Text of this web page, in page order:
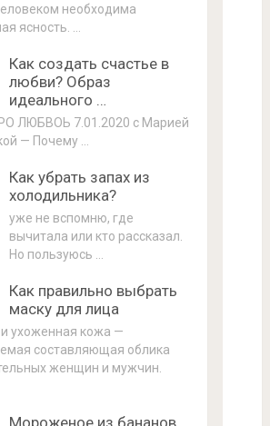
необходима
ясность. …
Как создать счастье в
любви? Образ
идеального …
ЛЮБВОЬ 7.01.2020 с Марией
— Почему …
Как убрать запах из
холодильника?
уже не вспомню, где
вычитала или кто рассказал.
Но пользуюсь …
Как правильно выбрать
маску для лица
ухоженная кожа —
составляющая облика
женщин и мужчин.